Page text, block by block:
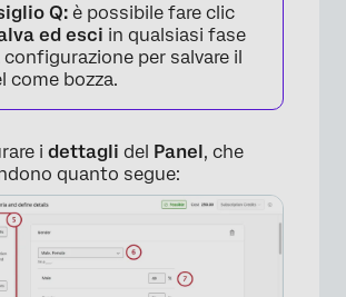
Q: è possibile fare clic
ed esci in qualsiasi fase
configurazione per salvare il
come bozza.
i dettagli del Panel, che
quanto segue: